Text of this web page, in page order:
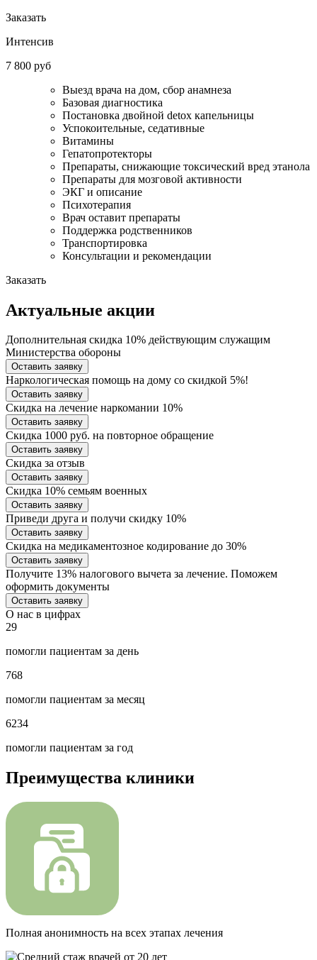
Заказать
Интенсив
7 800 руб
Выезд врача на дом, сбор анамнеза
Базовая диагностика
Постановка двойной detox капельницы
Успокоительные, седативные
Витамины
Гепатопротекторы
Препараты, снижающие токсический вред этанола
Препараты для мозговой активности
ЭКГ и описание
Психотерапия
Врач оставит препараты
Поддержка родственников
Транспортировка
Консультации и рекомендации
Заказать
Актуальные акции
Дополнительная скидка 10% действующим служащим
Министерства обороны
Оставить заявку
Наркологическая помощь на дому со скидкой 5%!
Оставить заявку
Скидка на лечение наркомании 10%
Оставить заявку
Скидка 1000 руб. на повторное обращение
Оставить заявку
Скидка за отзыв
Оставить заявку
Скидка 10% семьям военных
Оставить заявку
Приведи друга и получи скидку 10%
Оставить заявку
Скидка на медикаментозное кодирование до 30%
Оставить заявку
Получите 13% налогового вычета за лечение. Поможем
оформить документы
Оставить заявку
О нас в цифрах
29
помогли пациентам за день
768
помогли пациентам за месяц
6234
помогли пациентам за год
Преимущества клиники
Полная анонимность на всех этапах лечения